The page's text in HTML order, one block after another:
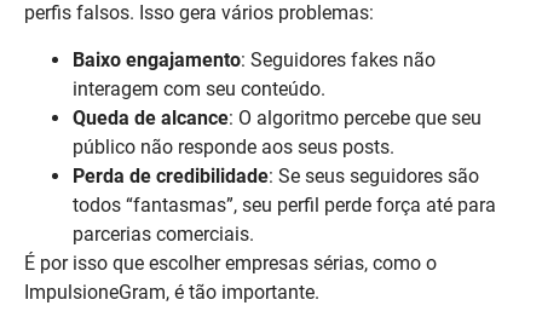
perfis falsos. Isso gera vários problemas:
Baixo engajamento: Seguidores fakes não
interagem com seu conteúdo.
Queda de alcance: O algoritmo percebe que seu
público não responde aos seus posts.
Perda de credibilidade: Se seus seguidores são
todos “fantasmas”, seu perfil perde força até para
parcerias comerciais.
É por isso que escolher empresas sérias, como o
ImpulsioneGram, é tão importante.